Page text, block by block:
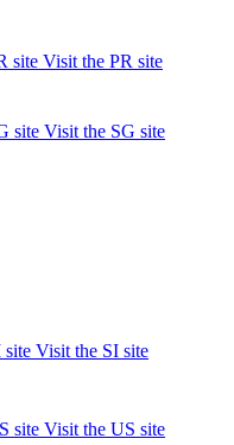
Visit the PR site
Visit the SG site
Visit the SI site
Visit the US site